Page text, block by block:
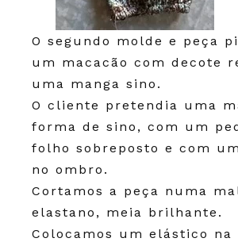
O segundo molde e peça
um macacão com decote
uma manga sino.
O cliente pretendia uma
forma de sino, com um
folho sobreposto e com
no ombro.
Cortamos a peça numa
elastano, meia brilhante.
Colocamos um elástico na